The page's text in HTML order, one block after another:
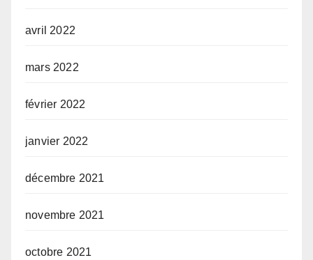
avril 2022
mars 2022
février 2022
janvier 2022
décembre 2021
novembre 2021
octobre 2021